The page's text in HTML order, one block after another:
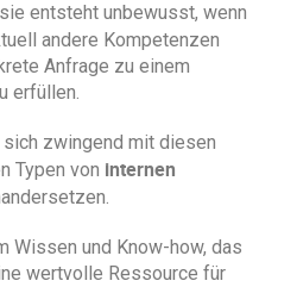
entsteht unbewusst, wenn
andere Kompetenzen
Anfrage zu einem
erfüllen.
sich zwingend mit diesen
Typen von internen
Wissen und Know-how, das
wertvolle Ressource für